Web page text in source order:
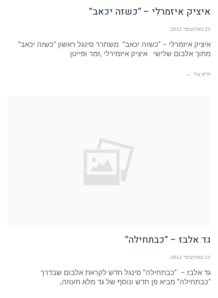
איציק איזמרלי – “כשזה יכאב”
21 באוקטובר 2012
איציק איזמרלי – “כשזה יכאב” משחרר סינגל ראשון “כשזה יכאב“
מתוך אלבום שלישי איציק איזמירלי ,זמר ופייטן
קרא עוד ←
גד אלבז – “כבתחילה”
21 באוקטובר 2012
גד אלבז – “כבתחילה” סינגל חדש לקראת אלבום שבדרך
“כבתחילה” מביא פן חדש ונוסף של גד מלא תעוזה,